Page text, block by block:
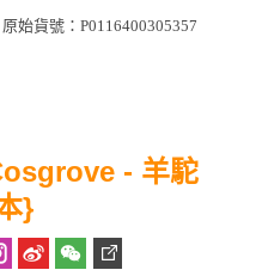
原始貨號：P0116400305357
- 羊駝
}